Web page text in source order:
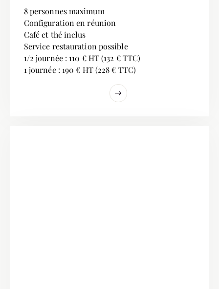
8 personnes maximum
Configuration en réunion
Café et thé inclus
Service restauration possible
1/2 journée : 110 € HT (132 € TTC)
1 journée : 190 € HT (228 € TTC)